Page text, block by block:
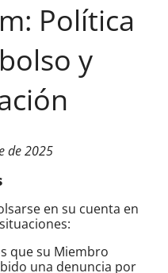
Política
y
de 2025
en su cuenta en
que su Miembro
una denuncia por